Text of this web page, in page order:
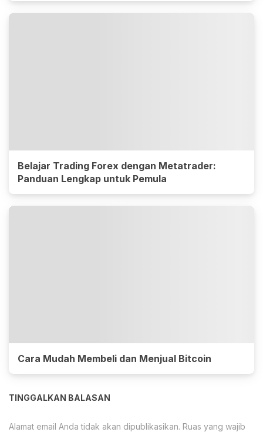
Belajar Trading Forex dengan Metatrader:
Panduan Lengkap untuk Pemula
Cara Mudah Membeli dan Menjual Bitcoin
TINGGALKAN BALASAN
Alamat email Anda tidak akan dipublikasikan. Ruas yang wajib